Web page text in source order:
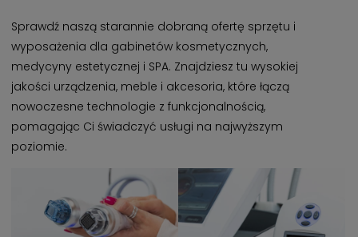
Sprawdź naszą starannie dobraną ofertę sprzętu i
wyposażenia dla gabinetów kosmetycznych,
medycyny estetycznej i SPA. Znajdziesz tu wysokiej
jakości urządzenia, meble i akcesoria, które łączą
nowoczesne technologie z funkcjonalnością,
pomagając Ci świadczyć usługi na najwyższym
poziomie.